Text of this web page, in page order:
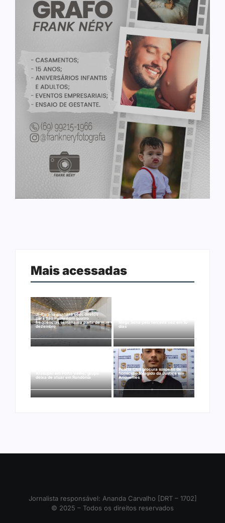
Mais acessadas
Ji-Paraná ganhará voos diretos
para São Paulo com quatro
frequências semanais a partir de
dezembro
dias
Arasuper em Porto Velho; grupo
deixa de atuar em Rondônia
Polícia Civil procura suspeito de
homicídio foragido da Justiça em
Ariquemes
Jornalista responsável: Ananda Carvalho [DRT – 1702]
© 2025 – Todos os direitos reservados